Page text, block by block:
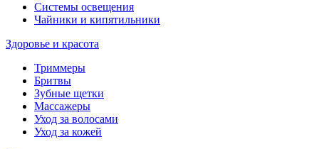
Системы освещения
Чайники и кипятильники
Здоровье и красота
Триммеры
Бритвы
Зубные щетки
Массажеры
Уход за волосами
Уход за кожей